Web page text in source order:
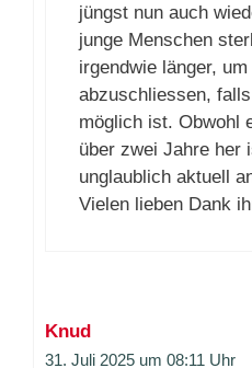
jüngst nun auch
junge Menschen
irgendwie länger,
abzuschliessen,
möglich ist. Obwohl
über zwei Jahre her
unglaublich aktuell
Vielen lieben Dank
Knud
31. Juli 2025 um 08:11 Uhr